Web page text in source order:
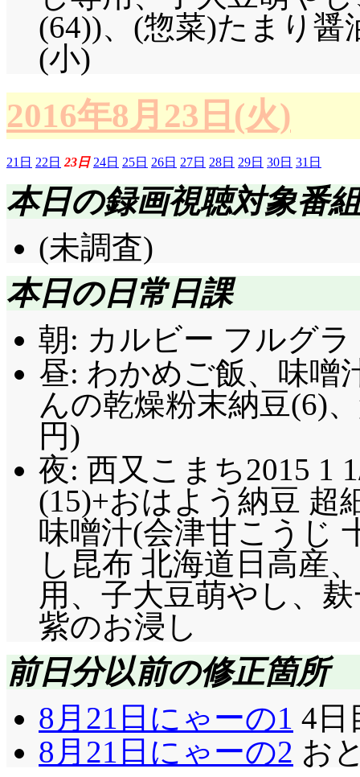
(64))、(惣菜)たまり
(小)
2016年8月23日(火)
21日 22日 23日 24日 25日 26日 27日 28日 29日 30日 31日
本日の録画視聴対象番組
(未調査)
本日の日常日課
朝: カルビー フルグラ
昼: わかめご飯、味噌
んの乾燥粉末納豆(6)
円)
夜: 西又こまち2015 1
(15)+おはよう納豆 超
味噌汁(会津甘こうじ
し昆布 北海道日高産
用、子大豆萌やし、
紫のお浸し
前日分以前の修正箇所
8月21日にゃーの1 4日
8月21日にゃーの2 お